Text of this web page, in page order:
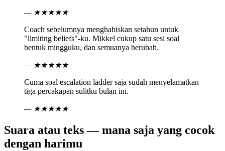
— ★★★★★
Coach sebelumnya menghabiskan setahun untuk
"limiting beliefs"-ku. Mikkel cukup satu sesi soal
bentuk mingguku, dan semuanya berubah.
— ★★★★★
Cuma soal escalation ladder saja sudah menyelamatkan
tiga percakapan sulitku bulan ini.
— ★★★★★
Suara atau teks — mana saja yang cocok
dengan harimu